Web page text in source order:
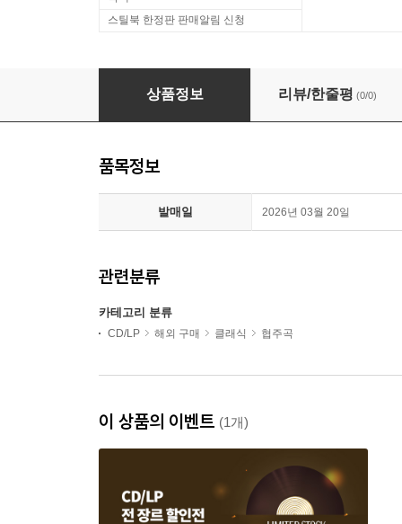
스틸북 한정판 판매알림 신청
상품정보 리뷰/한줄평 (0/0)
품목정보
발매일 2026년 03월 20일
관련분류
카테고리 분류
CD/LP 해외 구매 클래식 협주곡
이 상품의 이벤트 (1개)